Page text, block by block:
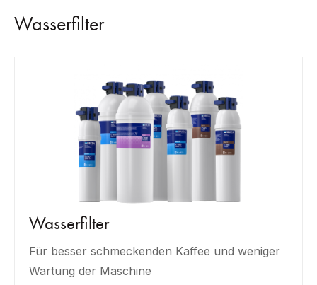
Wasserfilter
Wasserfilter
Für besser schmeckenden Kaffee und weniger
Wartung der Maschine